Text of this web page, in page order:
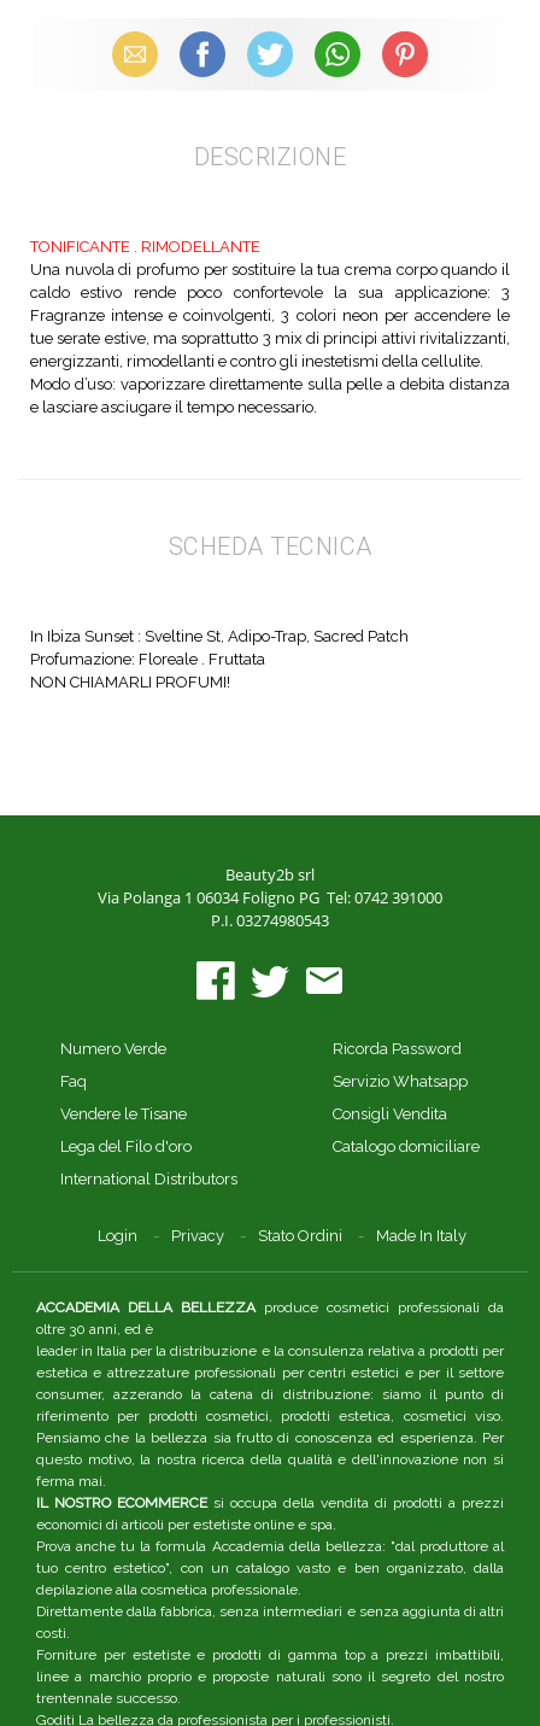
Email Facebook X (Twitter) WhatsAppPinterest
DESCRIZIONE
TONIFICANTE . RIMODELLANTE
Una nuvola di profumo per sostituire la tua crema corpo quando il
caldo estivo rende poco confortevole la sua applicazione: 3
Fragranze intense e coinvolgenti, 3 colori neon per accendere le
tue serate estive, ma soprattutto 3 mix di principi attivi rivitalizzanti,
energizzanti, rimodellanti e contro gli inestetismi della cellulite.
Modo d’uso: vaporizzare direttamente sulla pelle a debita distanza
e lasciare asciugare il tempo necessario.
SCHEDA TECNICA
In Ibiza Sunset : Sveltine St, Adipo-Trap, Sacred Patch
Profumazione: Floreale . Fruttata
NON CHIAMARLI PROFUMI!
Beauty2b srl
Via Polanga 1 06034 Foligno PG Tel: 0742 391000
P.I. 03274980543
Numero Verde
Faq
Vendere le Tisane
Lega del Filo d'oro
International Distributors
Ricorda Password
Servizio Whatsapp
Consigli Vendita
Catalogo domiciliare
Login Privacy Stato Ordini Made In Italy
ACCADEMIA DELLA BELLEZZAproduce cosmetici professionali da
oltre 30 anni, ed è
leader in Italia per la distribuzione e la consulenza relativa a prodotti per
estetica e attrezzature professionali per centri estetici e per il settore
consumer, azzerando la catena di distribuzione: siamo il punto di
riferimento per prodotti cosmetici, prodotti estetica, cosmetici viso.
Pensiamo che la bellezza sia frutto di conoscenza ed esperienza. Per
questo motivo, la nostra ricerca della qualità e dell'innovazione non si
ferma mai.
IL NOSTRO ECOMMERCEsi occupa della vendita di prodotti a prezzi
economici di articoli per estetiste online e spa.
Prova anche tu la formula Accademia della bellezza: "dal produttore al
tuo centro estetico", con un catalogo vasto e ben organizzato, dalla
depilazione alla cosmetica professionale.
Direttamente dalla fabbrica, senza intermediari e senza aggiunta di altri
costi.
Forniture per estetiste e prodotti di gamma top a prezzi imbattibili,
linee a marchio proprio e proposte naturali sono il segreto del nostro
trentennale successo.
Goditi La bellezza da professionista per i professionisti.